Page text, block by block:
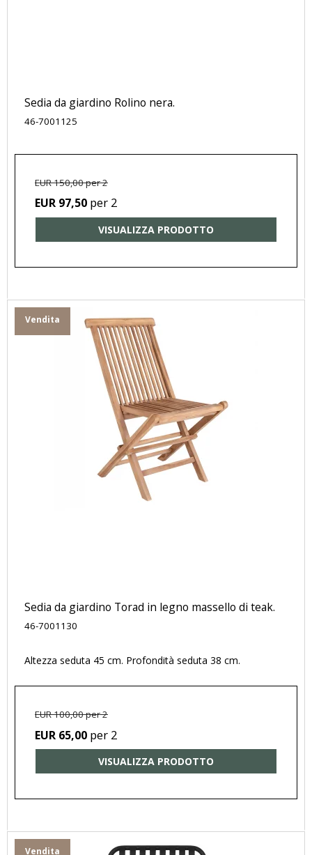
Sedia da giardino Rolino nera.
46-7001125
EUR 150,00 per 2
EUR 97,50 per 2
VISUALIZZA PRODOTTO
Vendita
Sedia da giardino Torad in legno massello di teak.
46-7001130
Altezza seduta 45 cm. Profondità seduta 38 cm.
EUR 100,00 per 2
EUR 65,00 per 2
VISUALIZZA PRODOTTO
Vendita